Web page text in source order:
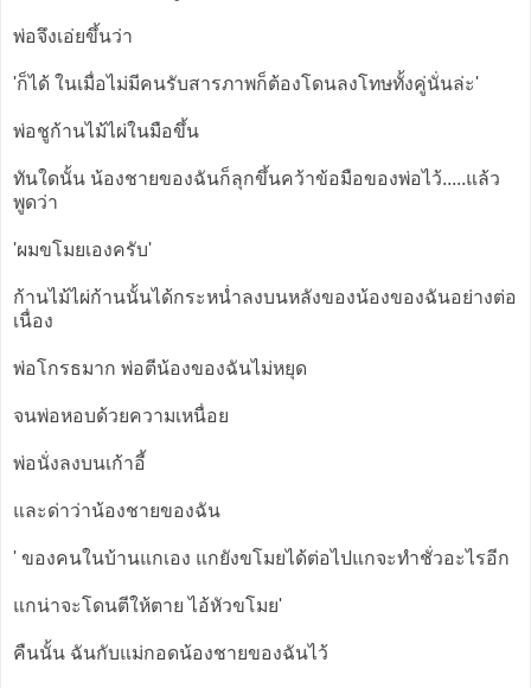
พ่อจึงเอ่ยขึ้นว่า
'ก็ได้ ในเมื่อไม่มีคนรับสารภาพก็ต้องโดนลงโทษทั้งคู่นั่นล่ะ'
พ่อชูก้านไม้ไผ่ในมือขึ้น
ทันใดนั้น น้องชายของฉันก็ลุกขึ้นคว้าข้อมือของพ่อไว้.....แล้ว
พูดว่า
'ผมขโมยเองครับ'
ก้านไม้ไผ่ก้านนั้นได้กระหน่ำลงบนหลังของน้องของฉันอย่างต่อ
เนื่อง
พ่อโกรธมาก พ่อตีน้องของฉันไม่หยุด
จนพ่อหอบด้วยความเหนื่อย
พ่อนั่งลงบนเก้าอี้
และด่าว่าน้องชายของฉัน
' ของคนในบ้านแกเอง แกยังขโมยได้ต่อไปแกจะทำชั่วอะไรอีก
แกน่าจะโดนตีให้ตาย ไอ้หัวขโมย'
คืนนั้น ฉันกับแม่กอดน้องชายของฉันไว้